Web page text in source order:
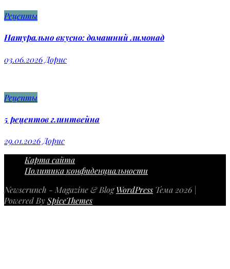
Рецепты
Натурально вкусно: домашний лимонад
03.06.2026 Дорис
Рецепты
5 рецептов глинтвейна
29.01.2026 Дорис
Карта сайта
Политика конфиденциальности
Newscrunch - Magazine & BlogWordPress Тема 2026 |
Powered BySpiceThemes